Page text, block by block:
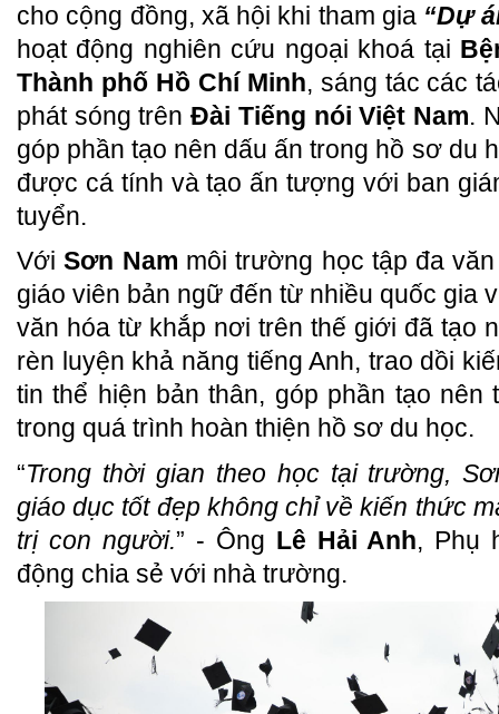
cho cộng đồng, xã hội khi tham gia “Dự
hoạt động nghiên cứu ngoại khoá tại
Thành phố Hồ Chí Minh, sáng tác các
phát sóng trênĐài Tiếng nói Việt Nam.
góp phần tạo nên dấu ấn trong hồ sơ du
được cá tính và tạo ấn tượng với ban
tuyển.
VớiSơn Nam môi trường học tập đa
giáo viên bản ngữ đến từ nhiều quốc gia
văn hóa từ khắp nơi trên thế giới đã tạo
rèn luyện khả năng tiếng Anh, trao dồi
tin thể hiện bản thân, góp phần tạo nên
trong quá trình hoàn thiện hồ sơ du học.
“Trong thời gian theo học tại trường,
giáo dục tốt đẹp không chỉ về kiến thức
trị con người.” - Ông Lê Hải Anh, Phụ
động chia sẻ với nhà trường.